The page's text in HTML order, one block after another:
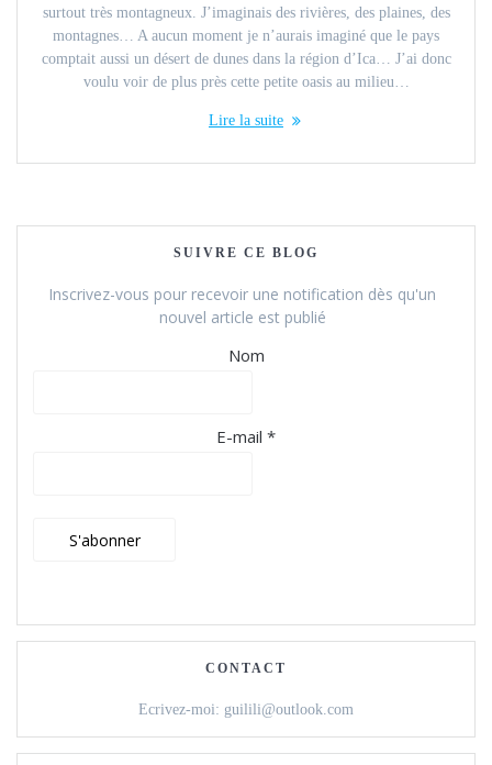
surtout très montagneux. J’imaginais des rivières, des plaines, des
montagnes… A aucun moment je n’aurais imaginé que le pays
comptait aussi un désert de dunes dans la région d’Ica… J’ai donc
voulu voir de plus près cette petite oasis au milieu…
Lire la suite
SUIVRE CE BLOG
Inscrivez-vous pour recevoir une notification dès qu'un
nouvel article est publié
Nom
E-mail *
CONTACT
Ecrivez-moi: guilili@outlook.com